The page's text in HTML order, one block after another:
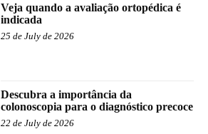
Veja quando a avaliação ortopédica é
indicada
25 de July de 2026
Descubra a importância da
colonoscopia para o diagnóstico precoce
22 de July de 2026